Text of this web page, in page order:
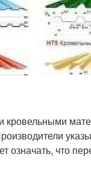
означать, что